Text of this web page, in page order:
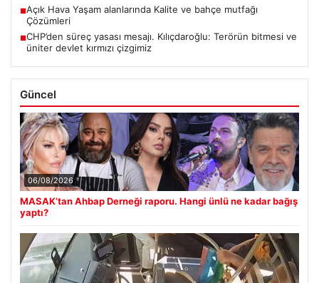
■Açık Hava Yaşam alanlarında Kalite ve bahçe mutfağı
Çözümleri
■CHP’den süreç yasası mesajı. Kılıçdaroğlu: Terörün bitmesi ve
üniter devlet kırmızı çizgimiz
Güncel
06/08/2026
MASAK’tan Ahbap Derneği raporu. Hangi ünlü ne kadar bağış
yaptı?